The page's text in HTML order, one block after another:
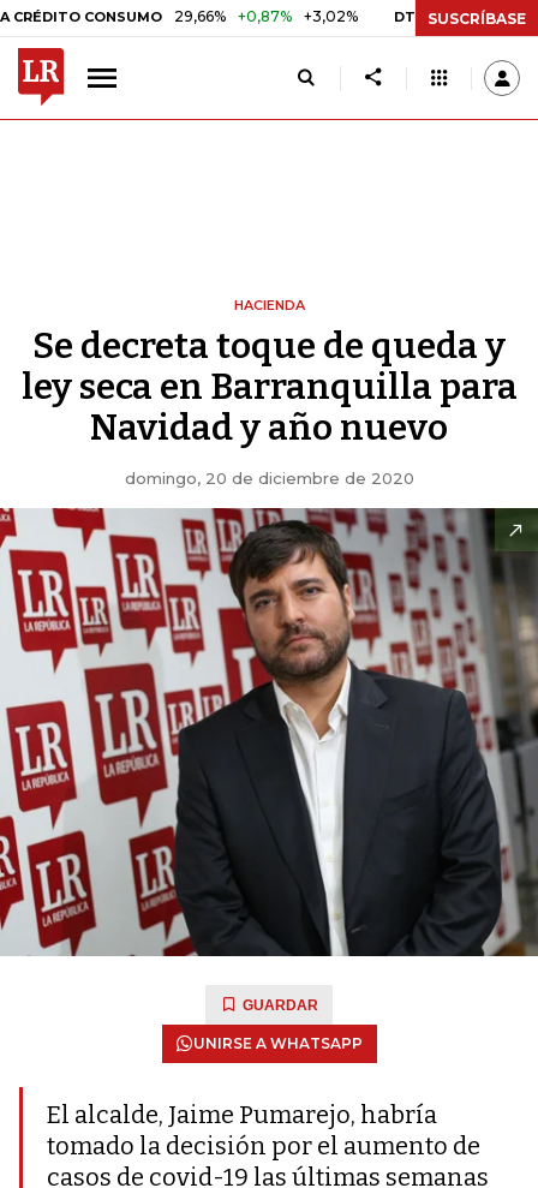
CONSUMO 29,66% +0,87% +3,02% DTF 10,34% +0,10%
SUSCRÍBASE
HACIENDA
Se decreta toque de queda y
ley seca en Barranquilla para
Navidad y año nuevo
domingo, 20 de diciembre de 2020
GUARDAR
UNIRSE A WHATSAPP
El alcalde, Jaime Pumarejo, habría
tomado la decisión por el aumento de
casos de covid-19 las últimas semanas